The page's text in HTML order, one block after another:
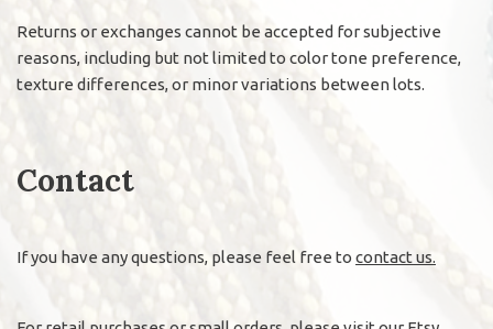
Returns or exchanges cannot be accepted for subjective
reasons, including but not limited to color tone preference,
texture differences, or minor variations between lots.
Contact
If you have any questions, please feel free to contact us.